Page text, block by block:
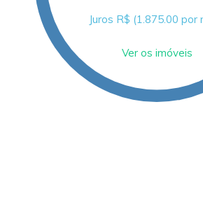
Juros R$ (1.875.00 por
Ver os imóveis